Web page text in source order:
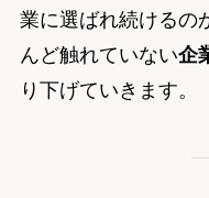
業に選ばれ続けるの
んど触れていない企
り下げていきます。